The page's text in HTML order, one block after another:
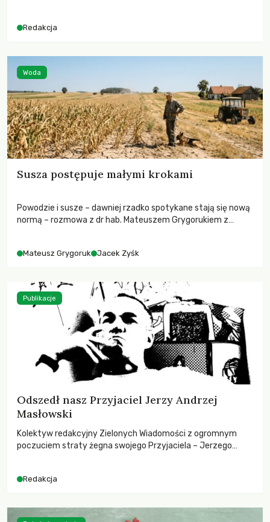
niezwykle korzystne rozwiązania dla przyrody i zwierząt,
funkcjonowania łowiectwa w Polsce.
Redakcja
Susza postępuje małymi krokami
Powodzie i susze – dawniej rzadko spotykane stają się nową
normą – rozmowa z dr hab. Mateuszem Grygorukiem z
Mateusz Grygoruk Jacek Zyśk
Woda
Odszedł nasz Przyjaciel Jerzy Andrzej
Masłowski
Kolektyw redakcyjny Zielonych Wiadomości z ogromnym
poczuciem straty żegna swojego Przyjaciela – Jerzego
Redakcja
Publikacje